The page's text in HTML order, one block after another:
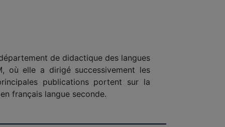
de didactique des langues
où elle a dirigé successivement les
publications portent sur la
français langue seconde.